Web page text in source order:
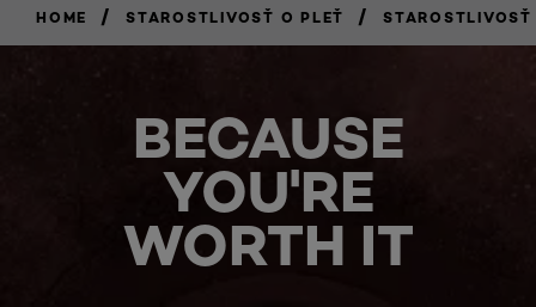
HOME / STAROSTLIVOSŤ O PLEŤ /
BECAUSE
YOU'RE
WORTH IT